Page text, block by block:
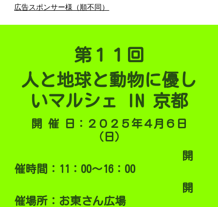
広告スポンサー様（順不同）
第１１
回
人と地球と動物に優し
いマルシェ
IN 京都
開 催 日：２０２５年４月６日
（日）
開
催時間：11：00～16：00
開
催場所：お東さん広場